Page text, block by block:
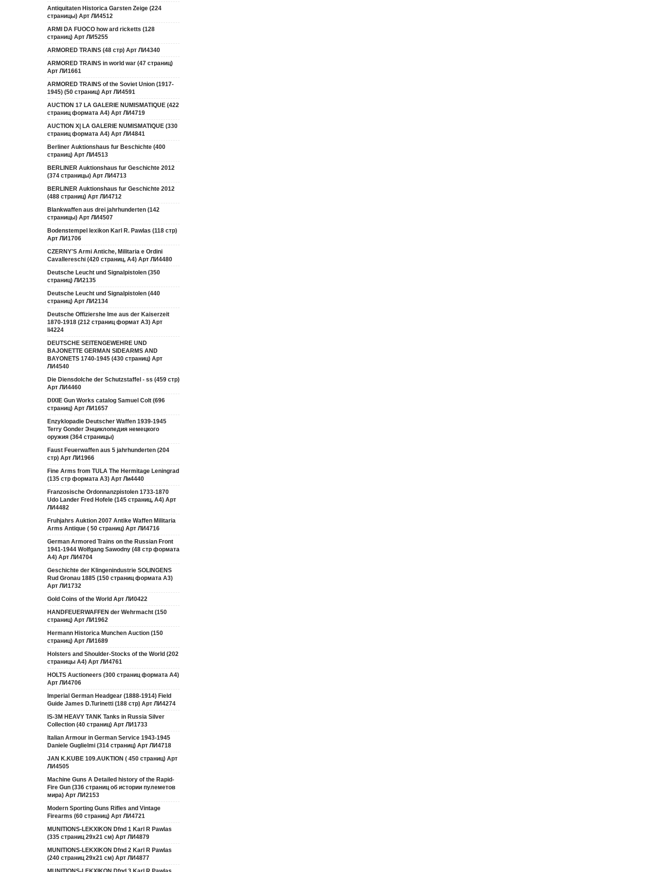
Antiquitaten Historica Garsten Zeige (224
страницы) Арт ЛИ4512
ARMI DA FUOCO how ard ricketts (128
страниц) Арт ЛИ5255
ARMORED TRAINS (48 стр) Арт ЛИ4340
ARMORED TRAINS in world war (47 страниц)
Арт ЛИ1661
ARMORED TRAINS of the Soviet Union (1917-
1945) (50 страниц) Арт ЛИ4591
AUCTION 17 LA GALERIE NUMISMATIQUE (422
страниц формата А4) Арт ЛИ4719
AUCTION Х| LA GALERIE NUMISMATIQUE (330
страниц формата А4) Арт ЛИ4841
Berliner Auktionshaus fur Beschichte (400
страниц) Арт ЛИ4513
BERLINER Auktionshaus fur Geschichte 2012
(374 страницы) Арт ЛИ4713
BERLINER Auktionshaus fur Geschichte 2012
(488 страниц) Арт ЛИ4712
Blankwaffen aus drei jahrhunderten (142
страницы) Арт ЛИ4507
Bodenstempel lexikon Karl R. Pawlas (118 cтр)
Арт ЛИ1706
CZERNY'S Armi Antiche, Militaria e Ordini
Cavallereschi (420 страниц, А4) Арт ЛИ4480
Deutsche Leucht und Signalpistolen (350
страниц) ЛИ2135
Deutsche Leucht und Signalpistolen (440
страниц) Арт ЛИ2134
Deutsche Offiziershe lme aus der Kaiserzeit
1870-1918 (212 страниц формат А3) Арт
li4224
DEUTSCHE SEITENGEWEHRE UND
BAJONETTE GERMAN SIDEARMS AND
BAYONETS 1740-1945 (430 страниц) Арт
ЛИ4540
Die Diensdolche der Schutzstaffel - ss (459 стр)
Арт ЛИ4460
DIXIE Gun Works catalog Samuel Colt (696
страниц) Арт ЛИ1657
Enzyklopadie Deutscher Waffen 1939-1945
Terry Gonder Энциклопедия немецкого
оружия (364 страницы)
Faust Feuerwaffen aus 5 jahrhunderten (204
стр) Арт ЛИ1966
Fine Arms from TULA The Hermitage Leningrad
(135 стр формата А3) Арт Ли4440
Franzosische Ordonnanzpistolen 1733-1870
Udo Lander Fred Hofele (145 страниц, А4) Арт
ЛИ4482
Fruhjahrs Auktion 2007 Antike Waffen Militaria
Arms Antique ( 50 страниц) Арт ЛИ4716
German Armored Trains on the Russian Front
1941-1944 Wolfgang Sawodny (48 стр формата
А4) Арт ЛИ4704
Geschichte der Klingenindustrie SOLINGENS
Rud Gronau 1885 (150 страниц формата А3)
Арт ЛИ1732
Gold Coins of the World Арт ЛИ0422
HANDFEUERWAFFEN der Wehrmacht (150
страниц) Арт ЛИ1962
Hermann Historica Munchen Auction (150
страниц) Арт ЛИ1689
Holsters and Shoulder-Stocks of the World (202
страницы А4) Арт ЛИ4761
HOLTS Auctioneers (300 страниц формата А4)
Арт ЛИ4706
Imperial German Headgear (1888-1914) Field
Guide James D.Turinetti (188 cтр) Арт ЛИ4274
IS-3M HEAVY TANK Tanks in Russia Silver
Collection (40 страниц) Арт ЛИ1733
Italian Armour in German Service 1943-1945
Daniele Guglielmi (314 страниц) Арт ЛИ4718
JAN K.KUBE 109.AUKTION ( 450 страниц) Арт
ЛИ4505
Machine Guns A Detailed history of the Rapid-
Fire Gun (336 страниц об истории пулеметов
мира) Арт ЛИ2153
Modern Sporting Guns Rifles and Vintage
Firearms (60 страниц) Арт ЛИ4721
MUNITIONS-LEKXIKON Dfnd 1 Karl R Pawlas
(335 страниц 29х21 см) Арт ЛИ4879
MUNITIONS-LEKXIKON Dfnd 2 Karl R Pawlas
(240 страниц 29х21 см) Арт ЛИ4877